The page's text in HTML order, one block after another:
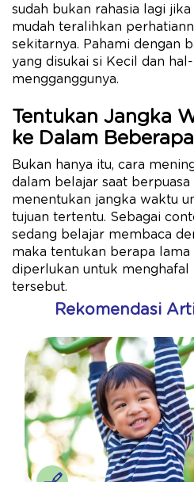
sudah bukan rahasia lagi
mudah teralihkan
sekitarnya. Pahami dengan
yang disukai si Kecil dan
mengganggunya.
Tentukan Jangka
ke Dalam
Bukan hanya itu, cara
dalam belajar saat
menentukan jangka waktu
tujuan tertentu. Sebagai
sedang belajar membaca
maka tentukan berapa
diperlukan untuk menghafal
tersebut.
Rekomendasi